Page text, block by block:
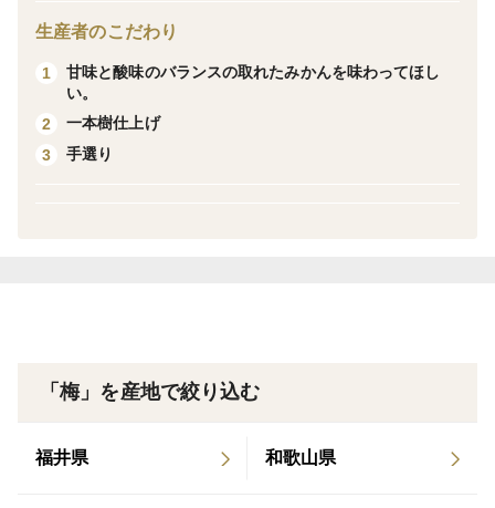
熟した実から収穫していきますので一度に大量に収穫で
きません。収穫次第徐々に発送していきますので発送日
の指定はできません。予めご了承ください。
サイズ等でご希望がありましたら注文時にご連絡いただ
生産者のこだわり
1
甘味と酸味のバランスの取れたみかんを味わってほし
い。
2
一本樹仕上げ
3
手選り
「梅」を産地で絞り込む
福井県 和歌山県